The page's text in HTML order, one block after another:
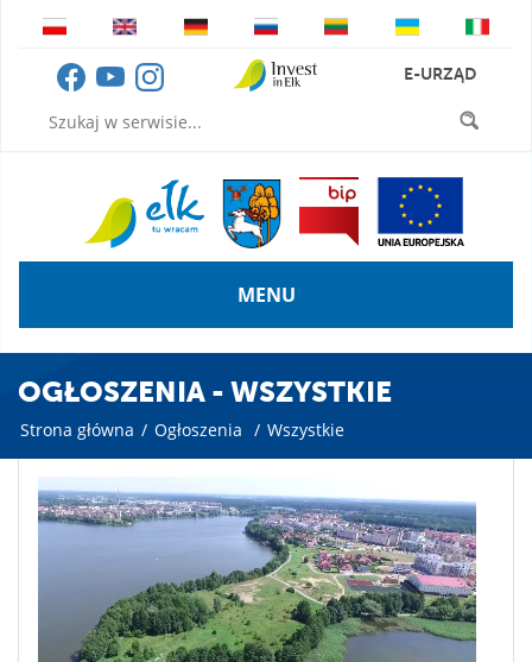
E-URZĄD
MENU
OGŁOSZENIA - WSZYSTKIE
Strona główna / Ogłoszenia / Wszystkie